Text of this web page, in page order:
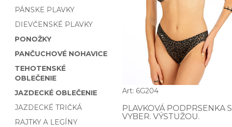
PÁNSKE PLAVKY
DIEVČENSKÉ PLAVKY
PONOŽKY
PANČUCHOVÉ NOHAVICE
TEHOTENSKÉ
OBLEČENIE
JAZDECKÉ OBLEČENIE
JAZDECKÉ TRIČKÁ
RAJTKY A LEGÍNY
Art: 6G204
PLAVKOVÁ PODPRSENKA S
VYBER. VÝSTUŽOU.